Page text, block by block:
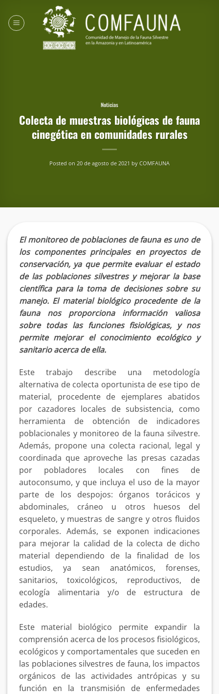
contenido
Noticias
Colecta de muestras biológicas de fauna
cinegética en comunidades rurales
Posted on 20 de agosto de 2021 by COMFAUNA
El monitoreo de poblaciones de fauna es uno de
los componentes principales en proyectos de
conservación, ya que permite evaluar el estado
de las poblaciones silvestres y mejorar la base
científica para la toma de decisiones sobre su
manejo. El material biológico procedente de la
fauna nos proporciona información valiosa
sobre todas las funciones fisiológicas, y nos
permite mejorar el conocimiento ecológico y
sanitario acerca de ella.
Este trabajo describe una metodología
alternativa de colecta oportunista de ese tipo de
material, procedente de ejemplares abatidos
por cazadores locales de subsistencia, como
herramienta de obtención de indicadores
poblacionales y monitoreo de la fauna silvestre.
Además, propone una colecta racional, legal y
coordinada que aproveche las presas cazadas
por pobladores locales con fines de
autoconsumo, y que incluya el uso de la mayor
parte de los despojos: órganos torácicos y
abdominales, cráneo u otros huesos del
esqueleto, y muestras de sangre y otros fluidos
corporales. Además, se exponen indicaciones
para mejorar la calidad de la colecta de dicho
material dependiendo de la finalidad de los
estudios, ya sean anatómicos, forenses,
sanitarios, toxicológicos, reproductivos, de
ecología alimentaria y/o de estructura de
edades.
Este material biológico permite expandir la
comprensión acerca de los procesos fisiológicos,
ecológicos y comportamentales que suceden en
las poblaciones silvestres de fauna, los impactos
orgánicos de las actividades antrópicas y su
función en la transmisión de enfermedades